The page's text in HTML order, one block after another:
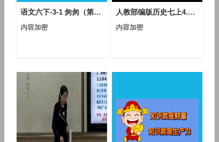
语文六下-3-1 匆匆（第一课时）-优质课教学视频
内容加密
人教部编版历史七上4.16《三国鼎立》课堂教学视频-于海洁
内容加密